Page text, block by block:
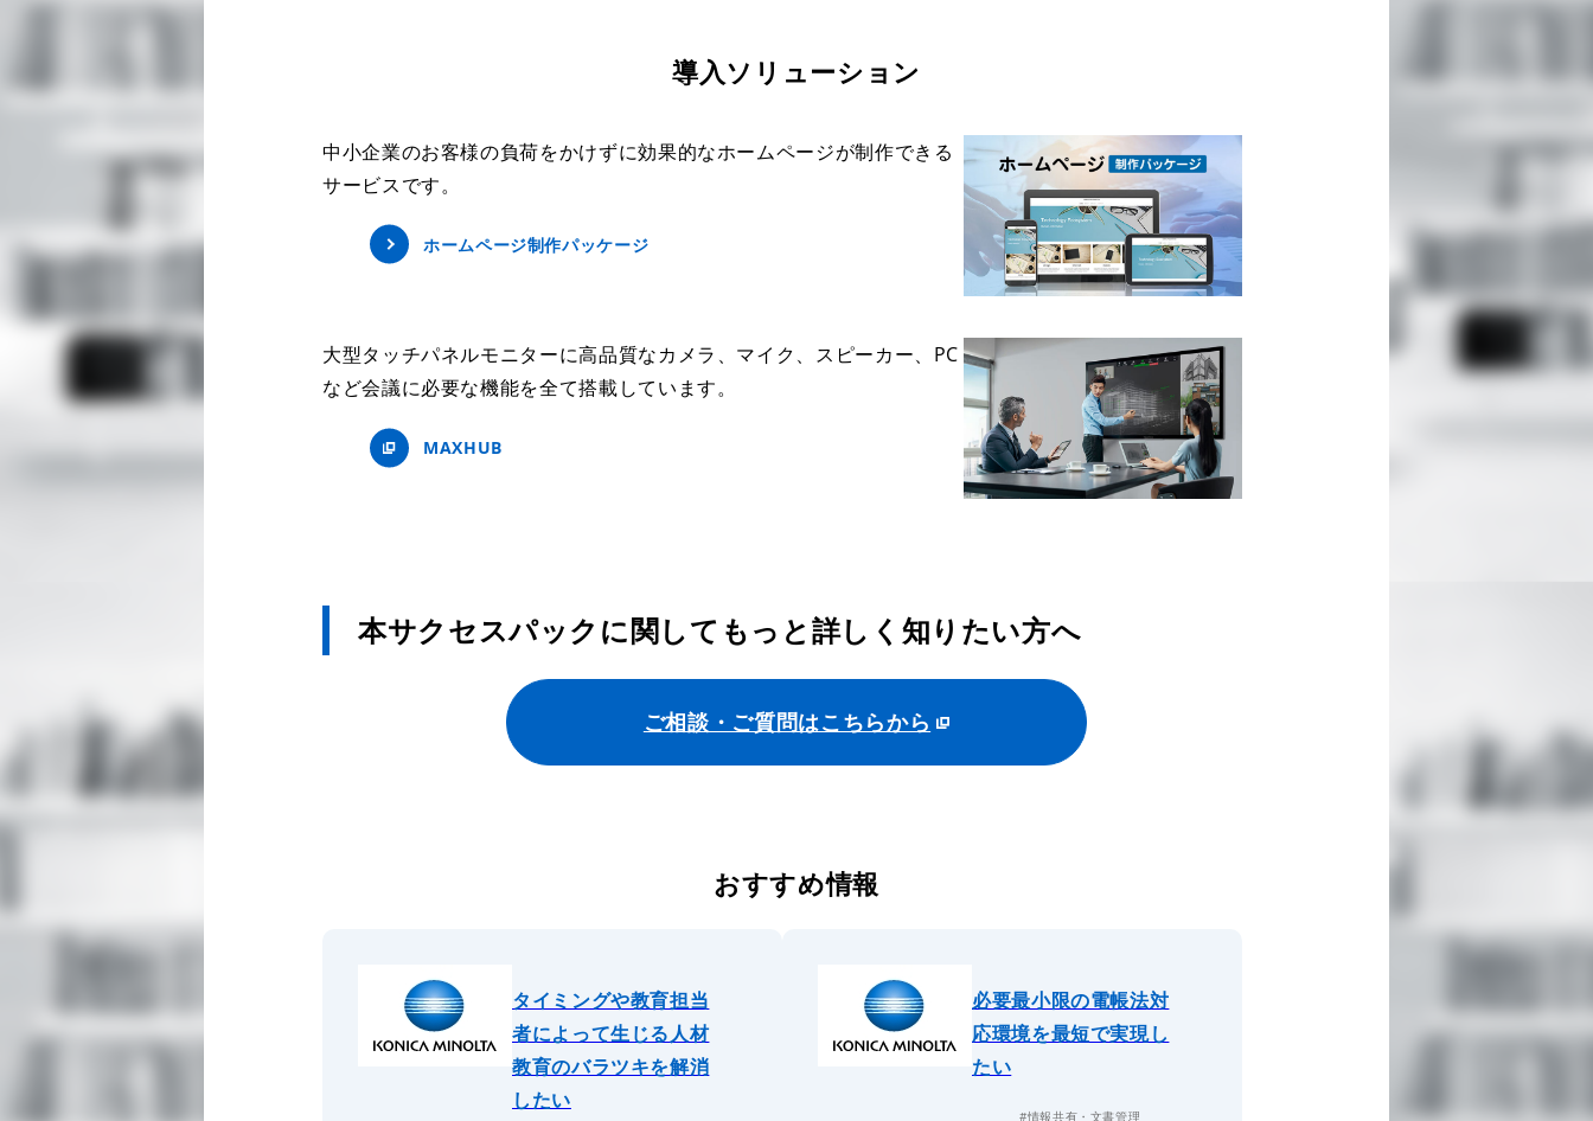
導入ソリューション
中小企業のお客様の負荷をかけずに効果的なホームページが制作できる
サービスです。
ホームページ制作パッケージ
大型タッチパネルモニターに高品質なカメラ、マイク、スピーカー、PC
など会議に必要な機能を全て搭載しています。
MAXHUB
本サクセスパックに関してもっと詳しく知りたい方へ
ご相談・ご質問はこちらから
おすすめ情報
タイミングや教育担当
者によって生じる人材
教育のバラツキを解消
したい
必要最小限の電帳法対
応環境を最短で実現し
たい
#情報共有・文書管理